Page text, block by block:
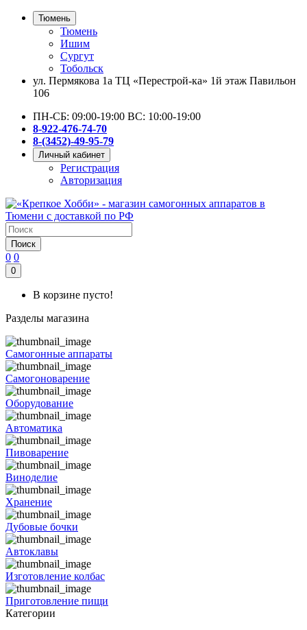
Тюмень
Тюмень
Ишим
Сургут
Тобольск
ул. Пермякова 1а ТЦ «Перестрой-ка» 1й этаж Павильон
106
ПН-СБ: 09:00-19:00 ВС: 10:00-19:00
8-922-476-74-70
8-(3452)-49-95-79
Личный кабинет
Регистрация
Авторизация
Поиск
0 0
0
В корзине пусто!
Разделы магазина
Самогонные аппараты
Самогоноварение
Оборудование
Автоматика
Пивоварение
Виноделие
Хранение
Дубовые бочки
Автоклавы
Изготовление колбас
Приготовление пищи
Категории